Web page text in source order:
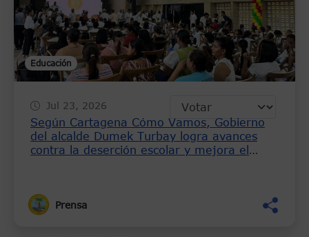
Educación
Jul 23, 2026
Según Cartagena Cómo Vamos, Gobierno
del alcalde Dumek Turbay logra avances
contra la deserción escolar y mejora el
Prensa